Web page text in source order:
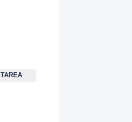
TAREA